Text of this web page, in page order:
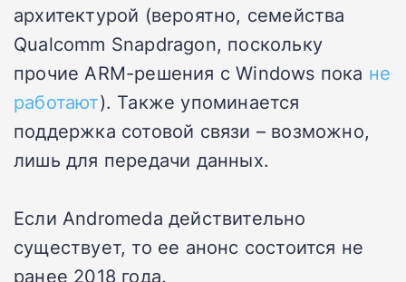
архитектурой (вероятно, семейства
Qualcomm Snapdragon, поскольку
прочие ARM-решения с Windows пока не
работают). Также упоминается
поддержка сотовой связи – возможно,
лишь для передачи данных.
Если Andromeda действительно
существует, то ее анонс состоится не
ранее 2018 года.